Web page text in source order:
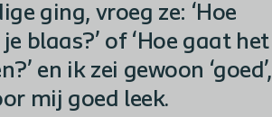
ging, vroeg ze: ‘Hoe
blaas?’ of ‘Hoe gaat het
en ik zei gewoon ‘goed’,
mij goed leek.